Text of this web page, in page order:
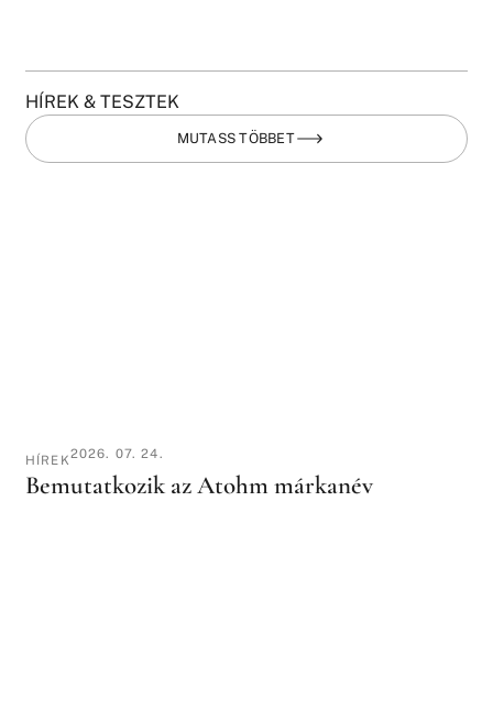
HÍREK & TESZTEK
MUTASS TÖBBET
HÍREK2026. 07. 24.
Bemutatkozik az Atohm márkanév